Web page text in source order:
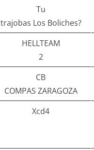
Tu
trajobas Los Boliches?
HELLTEAM
2
CB
COMPAS ZARAGOZA
Xcd4